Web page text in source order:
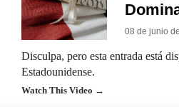
08 de junio
Disculpa, pero esta entrada está
Estadounidense.
Watch This Video →